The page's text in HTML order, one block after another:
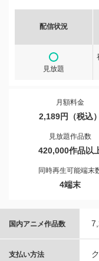
配信状況
見放題
月額料金
2,189円（税込）
見放題作品数
420,000作品以
同時再生可能端末
4端末
国内アニメ作品数
支払い方法